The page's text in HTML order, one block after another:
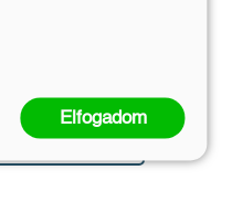
Előrendelem
Elfogadom